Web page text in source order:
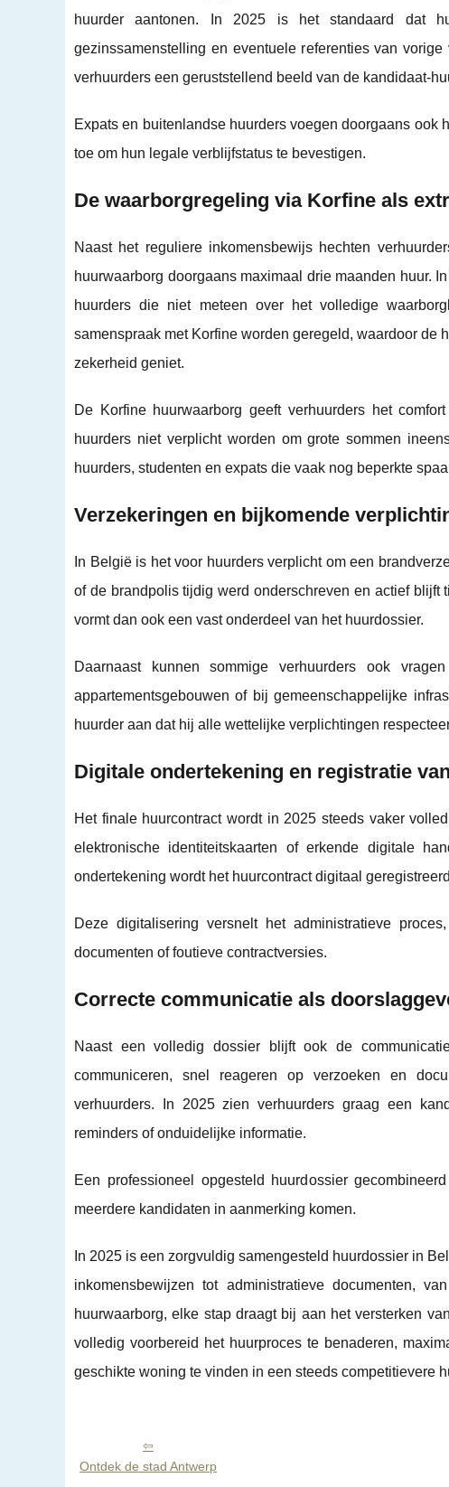
huurder aantonen. In 2025 is het standaard dat
gezinssamenstelling en eventuele referenties van
verhuurders een geruststellend beeld van de kandidaat-
Expats en buitenlandse huurders voegen doorgaans
toe om hun legale verblijfstatus te bevestigen.
De waarborgregeling via Korfine als
Naast het reguliere inkomensbewijs hechten
huurwaarborg doorgaans maximaal drie maanden huur.
huurders die niet meteen over het volledige
samenspraak met Korfine worden geregeld, waardoor
zekerheid geniet.
De Korfine huurwaarborg geeft verhuurders het
huurders niet verplicht worden om grote sommen
huurders, studenten en expats die vaak nog beperkte
Verzekeringen en bijkomende
In België is het voor huurders verplicht om een
of de brandpolis tijdig werd onderschreven en actief
vormt dan ook een vast onderdeel van het huurdossier.
Daarnaast kunnen sommige verhuurders ook
appartementsgebouwen of bij gemeenschappelijke
huurder aan dat hij alle wettelijke verplichtingen
Digitale ondertekening en registratie
Het finale huurcontract wordt in 2025 steeds vaker
elektronische identiteitskaarten of erkende digitale
ondertekening wordt het huurcontract digitaal
Deze digitalisering versnelt het administratieve
documenten of foutieve contractversies.
Correcte communicatie als
Naast een volledig dossier blijft ook de
communiceren, snel reageren op verzoeken en
verhuurders. In 2025 zien verhuurders graag een
reminders of onduidelijke informatie.
Een professioneel opgesteld huurdossier
meerdere kandidaten in aanmerking komen.
In 2025 is een zorgvuldig samengesteld huurdossier in
inkomensbewijzen tot administratieve documenten,
huurwaarborg, elke stap draagt bij aan het versterken
volledig voorbereid het huurproces te benaderen,
geschikte woning te vinden in een steeds competitievere
Ontdek de stad Antwerp